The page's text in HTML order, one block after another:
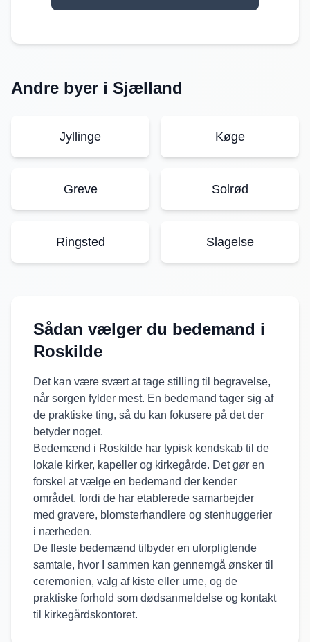
Andre byer i Sjælland
Jyllinge Køge
Greve Solrød
Ringsted Slagelse
Sådan vælger du bedemand i
Roskilde
Det kan være svært at tage stilling til begravelse,
når sorgen fylder mest. En bedemand tager sig af
de praktiske ting, så du kan fokusere på det der
betyder noget.
Bedemænd i Roskilde har typisk kendskab til de
lokale kirker, kapeller og kirkegårde. Det gør en
forskel at vælge en bedemand der kender
området, fordi de har etablerede samarbejder
med gravere, blomsterhandlere og stenhuggerier
i nærheden.
De fleste bedemænd tilbyder en uforpligtende
samtale, hvor I sammen kan gennemgå ønsker til
ceremonien, valg af kiste eller urne, og de
praktiske forhold som dødsanmeldelse og kontakt
til kirkegårdskontoret.